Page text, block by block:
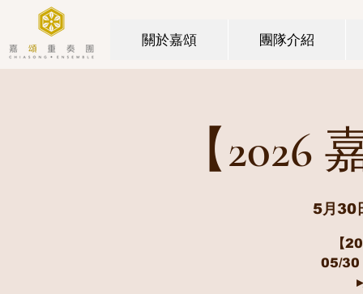
關於嘉頌 團隊介紹
【2026
5月30
【
05/30